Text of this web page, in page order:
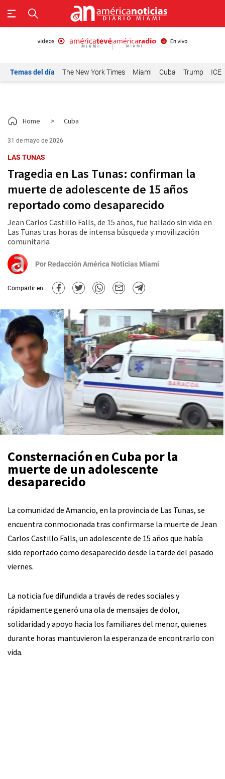
Temas del día The New York Times Miami Cuba Trump ICE
Home > Cuba
31 de mayo de 2026
LAS TUNAS
Tragedia en Las Tunas: confirman la
muerte de adolescente de 15 años
reportado como desaparecido
Jean Carlos Castillo Falls, de 15 años, fue hallado sin vida en
Las Tunas tras horas de intensa búsqueda y movilización
comunitaria
Por Redacción América Noticias Miami
Compartir en:
Consternación en Cuba por la
muerte de un adolescente
desaparecido
La comunidad de Amancio, en la provincia de Las Tunas, se
encuentra conmocionada tras confirmarse la muerte de Jean
Carlos Castillo Falls, un adolescente de 15 años que había
sido reportado como desaparecido desde la tarde del pasado
viernes.
La noticia fue difundida a través de redes sociales y
rápidamente generó una ola de mensajes de dolor,
solidaridad y apoyo hacia los familiares del menor, quienes
durante horas mantuvieron la esperanza de encontrarlo con
vida.